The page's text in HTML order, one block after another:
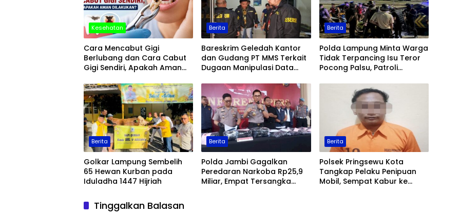
Kesehatan
Cara Mencabut Gigi
Berlubang dan Cara Cabut
Gigi Sendiri, Apakah Aman
Berita
Bareskrim Geledah Kantor
dan Gudang PT MMS Terkait
Dugaan Manipulasi Data
Berita
Polda Lampung Minta Warga
Tidak Terpancing Isu Teror
Pocong Palsu, Patroli
Berita
Golkar Lampung Sembelih
65 Hewan Kurban pada
Iduladha 1447 Hijriah
Berita
Polda Jambi Gagalkan
Peredaran Narkoba Rp25,9
Miliar, Empat Tersangka
Berita
Polsek Pringsewu Kota
Tangkap Pelaku Penipuan
Mobil, Sempat Kabur ke
Tinggalkan Balasan